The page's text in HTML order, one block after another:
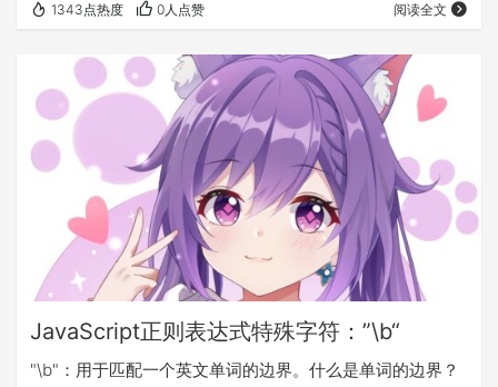
每行的开头都将会被匹配中。 ”regexp“表达式使用gi模式(全
局不区分大小写)，用于匹配字符串时，将只会匹配字符串
其实的数字”1“。而”regexp_m“表达式使用gim模式(全局不
区分大小写多行)则会进行多行匹配。 注意，当“^”出现在中
括号里…
1343点热度 0人点赞 阅读全文
JavaScript正则表达式特殊字符：”\b“
"\b"：用于匹配一个英文单词的边界。什么是单词的边界？